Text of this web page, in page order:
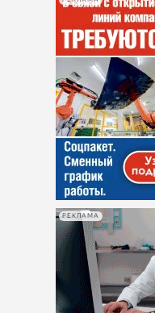
РЕКЛАМА